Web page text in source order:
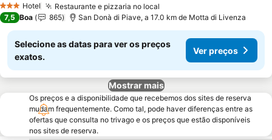
3 EstrelasHotel Restaurante e pizzaria no local
7,5 Boa 865 San Donà di Piave, a 17.0 km de Motta di Livenza
Selecione as datas para ver os preços
exatos.
Ver preços
Mostrar mais
Os preços e a disponibilidade que recebemos dos sites de reserva
mudam frequentemente. Como tal, pode haver diferenças entre as
ofertas que consulta no trivago e os preços que estão disponíveis
nos sites de reserva.